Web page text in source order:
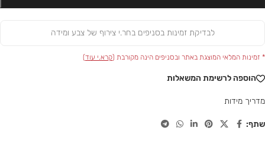
לבדיקת זמינות בסניפים בחר.י צירוף של צבע ומידה
* זמינות המלאי המוצגת באתר ובסניפים הינה מקורבת (קרא.י עוד)
הוספה לרשימת המשאלות
מדריך מידות
שתף: